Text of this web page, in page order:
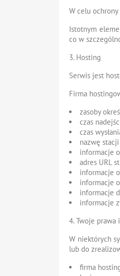
W celu
Istotnym
co w
3. Hosting
Serwis jest
Firma
zasoby
czas
czas
nazwę
informacje
adres URL
informacje
informacje
informacje
informacje
4. Twoje
W niektórych
lub do
firma